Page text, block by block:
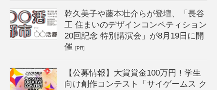
乾久美子や藤本壮介らが登壇、「長谷
工 住まいのデザインコンペティション
20回記念 特別講演会」が8月19日に開
催[PR]
【公募情報】大賞賞金100万円！学生
向け創作コンテスト「サイゲームス ク